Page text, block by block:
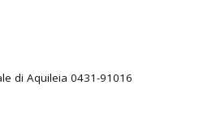
di Aquileia 0431-91016